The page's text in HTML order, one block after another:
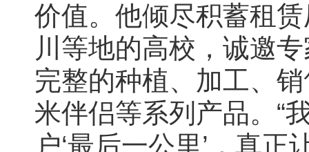
价值。他倾尽积蓄租
川等地的高校，诚邀
完整的种植、加工、
米伴侣等系列产品。“
户‘最后一公里’，真